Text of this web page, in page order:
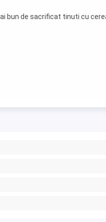
bun de sacrificat tinuti cu